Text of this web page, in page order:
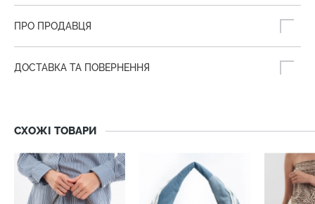
ПРО ПРОДАВЦЯ
ДОСТАВКА ТА ПОВЕРНЕННЯ
СХОЖІ ТОВАРИ